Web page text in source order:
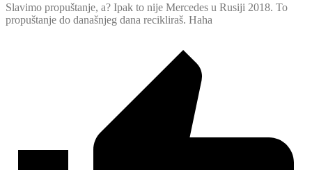
Slavimo propuštanje, a? Ipak to nije Mercedes u Rusiji 2018. To
propuštanje do današnjeg dana recikliraš. Haha